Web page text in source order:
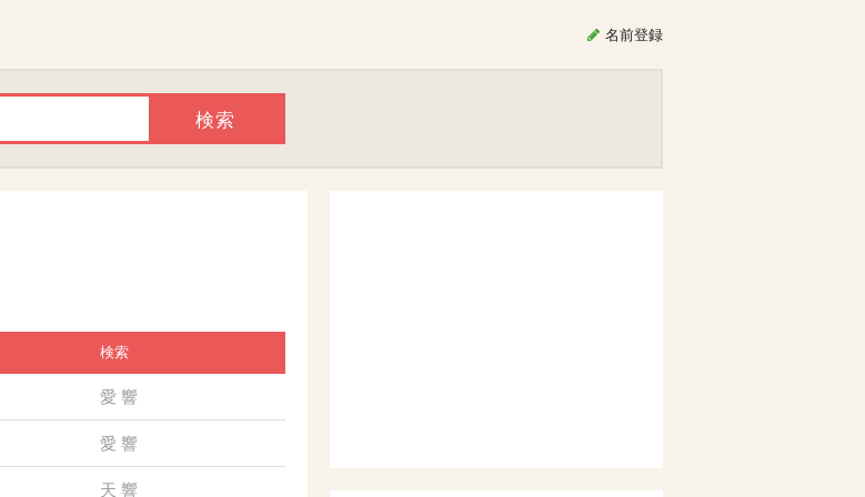
名前登録
検索
愛 響
愛 響
天 響